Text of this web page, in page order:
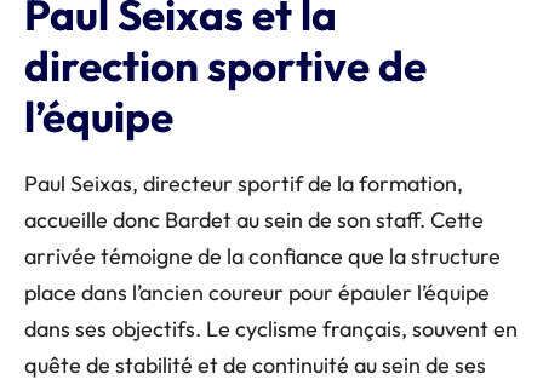
Paul Seixas et la
direction sportive de
l’équipe
Paul Seixas, directeur sportif de la formation,
accueille donc Bardet au sein de son staff. Cette
arrivée témoigne de la confiance que la structure
place dans l’ancien coureur pour épauler l’équipe
dans ses objectifs. Le cyclisme français, souvent en
quête de stabilité et de continuité au sein de ses